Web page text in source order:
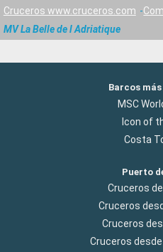
Cruceros www.cruceros.com
MV La Belle de l Adriatique
Barcos
MSC
Icon of
Costa
Puerto
Cruceros
Cruceros
Cruceros
Cruceros